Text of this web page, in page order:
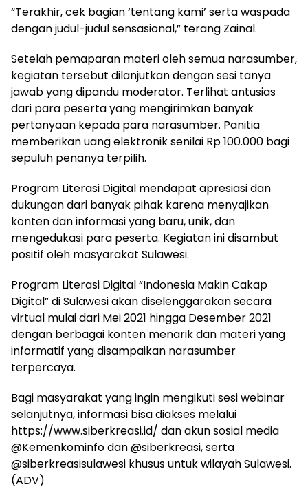
“Terakhir, cek bagian ‘tentang kami’ serta waspada
dengan judul-judul sensasional,” terang Zainal.
Setelah pemaparan materi oleh semua narasumber,
kegiatan tersebut dilanjutkan dengan sesi tanya
jawab yang dipandu moderator. Terlihat antusias
dari para peserta yang mengirimkan banyak
pertanyaan kepada para narasumber. Panitia
memberikan uang elektronik senilai Rp 100.000 bagi
sepuluh penanya terpilih.
Program Literasi Digital mendapat apresiasi dan
dukungan dari banyak pihak karena menyajikan
konten dan informasi yang baru, unik, dan
mengedukasi para peserta. Kegiatan ini disambut
positif oleh masyarakat Sulawesi.
Program Literasi Digital “Indonesia Makin Cakap
Digital” di Sulawesi akan diselenggarakan secara
virtual mulai dari Mei 2021 hingga Desember 2021
dengan berbagai konten menarik dan materi yang
informatif yang disampaikan narasumber
terpercaya.
Bagi masyarakat yang ingin mengikuti sesi webinar
selanjutnya, informasi bisa diakses melalui
https://www.siberkreasi.id/ dan akun sosial media
@Kemenkominfo dan @siberkreasi, serta
@siberkreasisulawesi khusus untuk wilayah Sulawesi.
(ADV)